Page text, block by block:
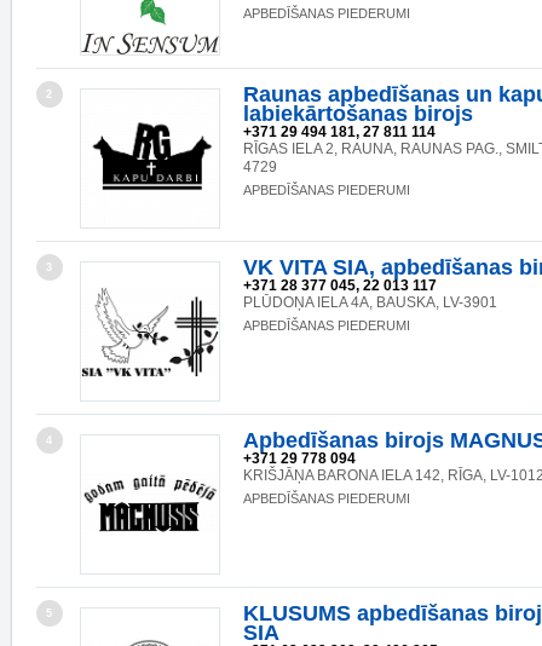
APBEDĪŠANAS PIEDERUMI
2
Raunas apbedīšanas un
labiekārtošanas birojs
+371 29 494 181, 27 811 114
RĪGAS IELA 2, RAUNA, RAUNAS PAG.,
4729
APBEDĪŠANAS PIEDERUMI
3 VK VITA SIA, apbedīšanas
+371 28 377 045, 22 013 117
PLŪDOŅA IELA 4A, BAUSKA, LV-3901
APBEDĪŠANAS PIEDERUMI
4 Apbedīšanas birojs
+371 29 778 094
KRIŠJĀŅA BARONA IELA 142, RĪGA, LV-
APBEDĪŠANAS PIEDERUMI
5
KLUSUMS apbedīšanas
SIA